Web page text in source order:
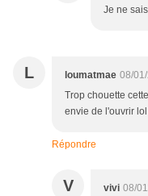
Je ne
L loumatmae 08/
Trop chouette
envie de l'ouvrir
Répondre
V vivi 08/